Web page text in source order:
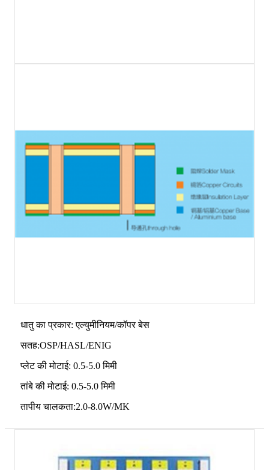
धातु का प्रकार: एल्युमीनियम/कॉपर बेस
सतह:OSP/HASL/ENIG
प्लेट की मोटाई: 0.5-5.0 मिमी
तांबे की मोटाई: 0.5-5.0 मिमी
तापीय चालकता:2.0-8.0W/MK